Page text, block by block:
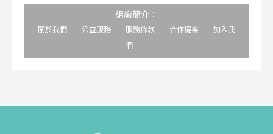
組織簡介：
關於我們 公益服務 服務條款 合作提案
加入我
們